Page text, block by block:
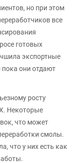
но при этом
все
готовых
экспортные
пока они отдают
росту
Некоторые
что может
смолы.
что у них есть как